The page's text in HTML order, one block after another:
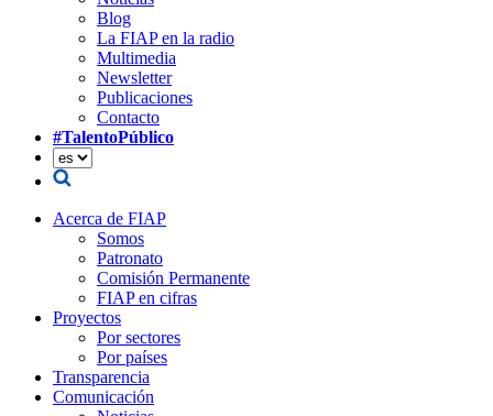
Blog
La FIAP en la radio
Multimedia
Newsletter
Publicaciones
Contacto
#TalentoPúblico
Acerca de FIAP
Somos
Patronato
Comisión Permanente
FIAP en cifras
Proyectos
Por sectores
Por países
Transparencia
Comunicación